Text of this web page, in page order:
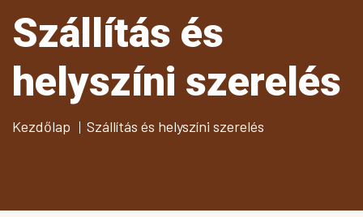
Szállítás és
helyszíni szerelés
Kezdőlap Szállítás és helyszíni szerelés